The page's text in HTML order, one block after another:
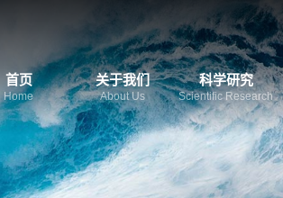
首页
Home
关于我们
About Us
科学研究
Scientific Research